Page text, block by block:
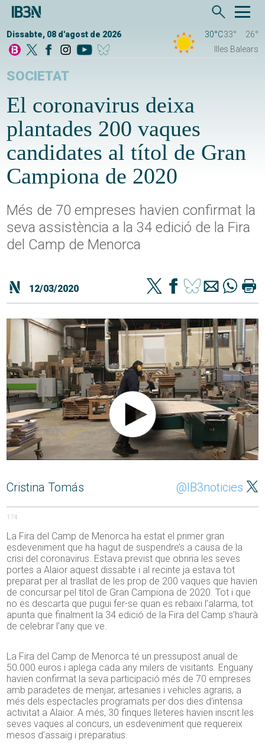
Dissabte, 08 d'agost de 2026 30°C33°
26°
Illes Balears
SOCIETAT
El coronavirus deixa
plantades 200 vaques
candidates al títol de Gran
Campiona de 2020
Més de 70 empreses havien confirmat la
seva assistència a la 34 edició de la Fira
del Camp de Menorca
12/03/2020
Cristina Tomás @IB3noticies
174
La Fira del Camp de Menorca ha estat el primer gran
esdeveniment que ha hagut de suspendre’s a causa de la
crisi del coronavirus. Estava previst que obriria les seves
portes a Alaior aquest dissabte i al recinte ja estava tot
preparat per al trasllat de les prop de 200 vaques que havien
de concursar pel títol de Gran Campiona de 2020. Tot i que
no es descarta que pugui fer-se quan es rebaixi l’alarma, tot
apunta que finalment la 34 edició de la Fira del Camp s’haurà
de celebrar l’any que ve.
La Fira del Camp de Menorca té un pressupost anual de
50.000 euros i aplega cada any milers de visitants. Enguany
havien confirmat la seva participació més de 70 empreses
amb paradetes de menjar, artesanies i vehicles agraris, a
més dels espectacles programats per dos dies d’intensa
activitat a Alaior. A més, 30 finques lleteres havien inscrit les
seves vaques al concurs, un esdeveniment que requereix
mesos d’assaig i preparatius.